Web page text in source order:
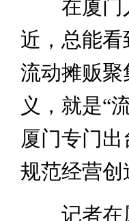
在厦门人
近，总能
流动摊贩聚
义，就是“
厦门专门
规范经营创
记者在厦